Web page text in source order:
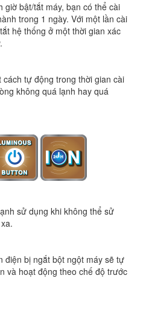
giờ bật/tắt máy, bạn có thể cài
trong 1 ngày. Với một lần cài
hệ thống ở một thời gian xác
tự động trong thời gian cài
không quá lạnh hay quá
sử dụng khi không thể sử
điện bị ngắt bột ngột máy sẽ tự
và hoạt động theo chế độ trước